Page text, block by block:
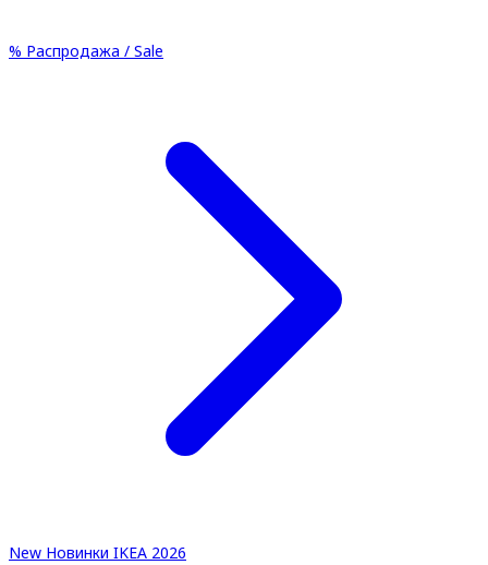
% Распродажа / Sale
New Новинки IKEA 2026